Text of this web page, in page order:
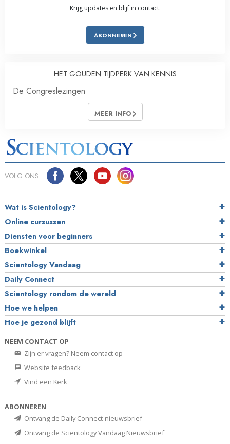
Krijg updates en blijf in contact.
ABONNEREN
HET GOUDEN TIJDPERK VAN KENNIS
De Congreslezingen
MEER INFO
VOLG ONS
Wat is Scientology?
Online cursussen
Diensten voor beginners
Boekwinkel
Scientology Vandaag
Daily Connect
Scientology rondom de wereld
Hoe we helpen
Hoe je gezond blijft
NEEM CONTACT OP
Zijn er vragen? Neem contact op
Website feedback
Vind een Kerk
ABONNEREN
Ontvang de Daily Connect-nieuwsbrief
Ontvang de Scientology Vandaag Nieuwsbrief